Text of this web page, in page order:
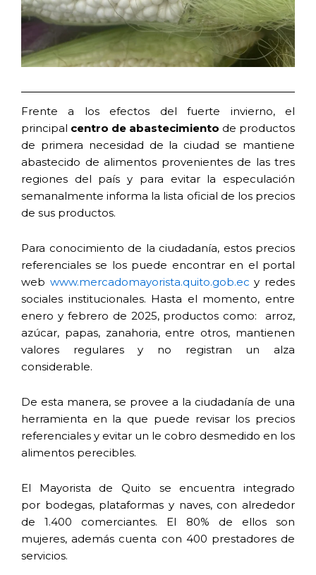
Frente a los efectos del fuerte invierno, el
principal centro de abastecimiento de productos
de primera necesidad de la ciudad se mantiene
abastecido de alimentos provenientes de las tres
regiones del país y para evitar la especulación
semanalmente informa la lista oficial de los precios
de sus productos.
Para conocimiento de la ciudadanía, estos precios
referenciales se los puede encontrar en el portal
web www.mercadomayorista.quito.gob.ec y redes
sociales institucionales. Hasta el momento, entre
enero y febrero de 2025, productos como: arroz,
azúcar, papas, zanahoria, entre otros, mantienen
valores regulares y no registran un alza
considerable.
De esta manera, se provee a la ciudadanía de una
herramienta en la que puede revisar los precios
referenciales y evitar un le cobro desmedido en los
alimentos perecibles.
El Mayorista de Quito se encuentra integrado
por bodegas, plataformas y naves, con alrededor
de 1.400 comerciantes. El 80% de ellos son
mujeres, además cuenta con 400 prestadores de
servicios.